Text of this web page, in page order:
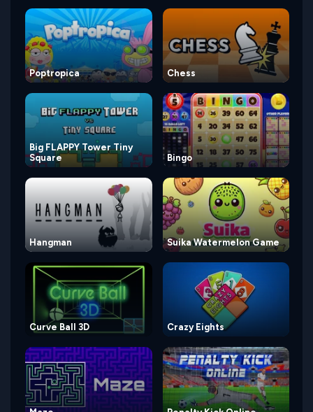
Poptropica Chess
Big FLAPPY Tower Tiny
Square
Bingo
Hangman Suika Watermelon Game
Curve Ball 3D Crazy Eights